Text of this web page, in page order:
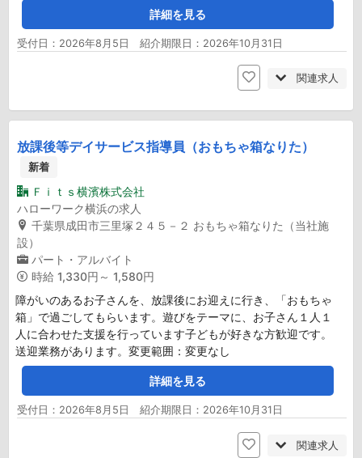
詳細を見る
受付日：2026年8月5日 紹介期限日：2026年10月31日
関連求人
放課後等デイサービス指導員（おもちゃ箱なりた）
新着
Ｆｉｔｓ横濱株式会社
ハローワーク横浜の求人
千葉県成田市三里塚２４５－２ おもちゃ箱なりた（当社施
設）
パート・アルバイト
時給 1,330円～ 1,580円
障がいのあるお子さんを、放課後にお迎えに行き、「おもちゃ
箱」で過ごしてもらいます。遊びをテーマに、お子さん１人１
人に合わせた支援を行っています子どもが好きな方歓迎です。
送迎業務があります。変更範囲：変更なし
詳細を見る
受付日：2026年8月5日 紹介期限日：2026年10月31日
関連求人